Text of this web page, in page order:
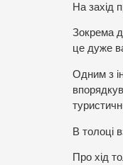
На захід
Зокрема
це дуже
Одним з
В толоці
Про хід